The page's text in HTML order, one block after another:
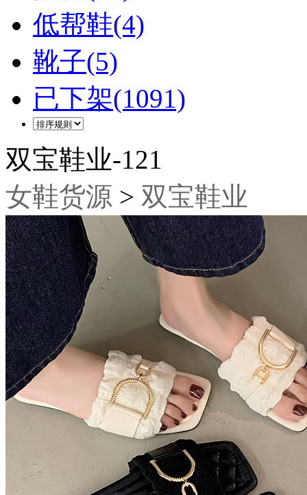
低帮鞋(4)
靴子(5)
已下架(1091)
双宝鞋业-121
女鞋货源 > 双宝鞋业